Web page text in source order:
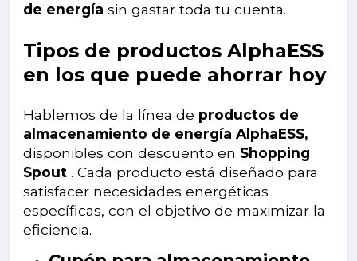
de energía sin gastar toda tu cuenta.
Tipos de productos AlphaESS
en los que puede ahorrar hoy
Hablemos de la línea de productos de
almacenamiento de energía AlphaESS,
disponibles con descuento en Shopping
Spout . Cada producto está diseñado para
satisfacer necesidades energéticas
específicas, con el objetivo de maximizar la
eficiencia.